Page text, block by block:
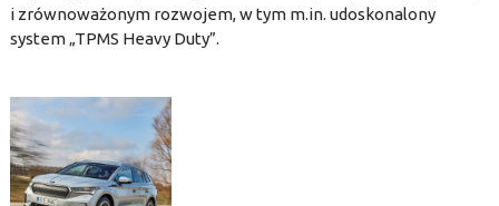
i zrównoważonym rozwojem, w tym m.in. udoskonalony
system „TPMS Heavy Duty”.